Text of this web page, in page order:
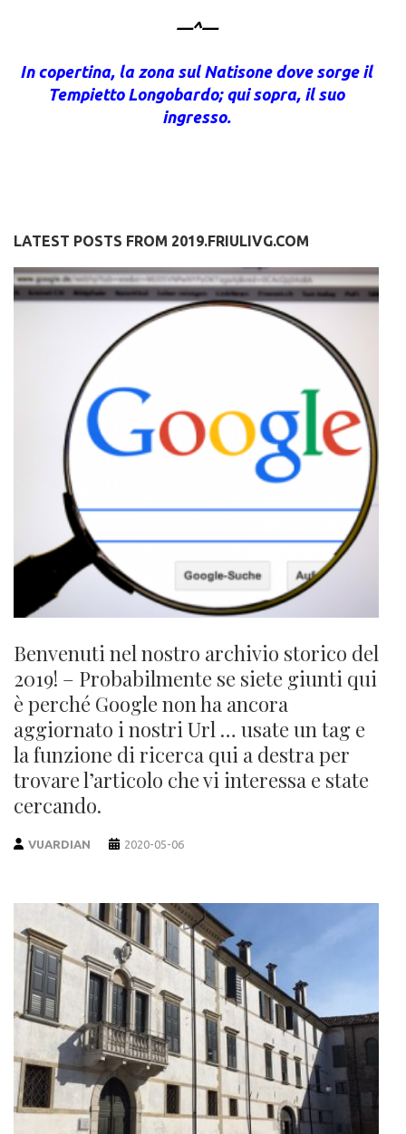
—^—
In copertina, la zona sul Natisone dove sorge il
Tempietto Longobardo; qui sopra, il suo
ingresso.
LATEST POSTS FROM 2019.FRIULIVG.COM
Benvenuti nel nostro archivio storico del
2019! – Probabilmente se siete giunti qui
è perché Google non ha ancora
aggiornato i nostri Url … usate un tag e
la funzione di ricerca qui a destra per
trovare l’articolo che vi interessa e state
cercando.
VUARDIAN 2020-05-06